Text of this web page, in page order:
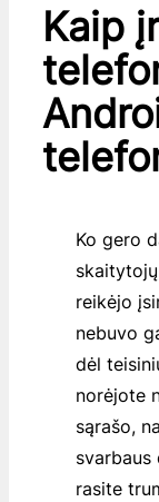
Kaip
Ko gero
reikėjo
nebuvo
dėl
norėjote
sąrašo,
svarbaus
rasite